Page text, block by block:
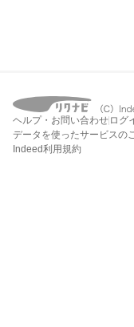
ヘルプ・お問い合わせ ログ
データを使ったサービスの
Indeed利用規約